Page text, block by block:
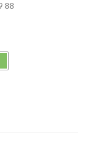
88